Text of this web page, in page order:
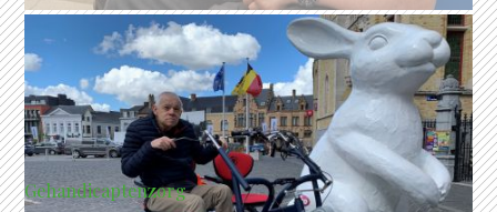
Gehandicaptenzorg